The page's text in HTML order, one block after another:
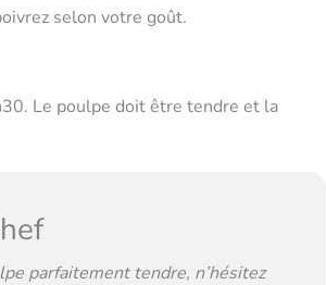
selon votre goût.
Le poulpe doit être tendre et la
parfaitement tendre, n’hésitez